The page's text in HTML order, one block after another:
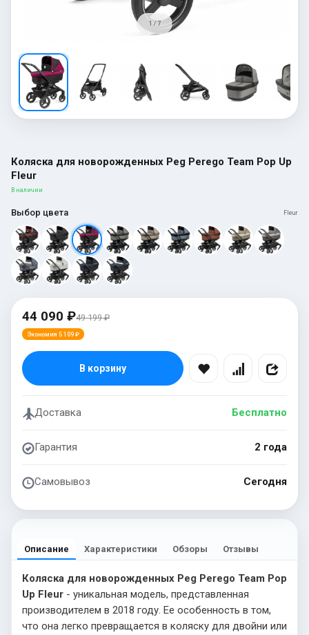
1 / 7
Коляска для новорожденных Peg Perego Team Pop Up
Fleur
В наличии
Выбор цвета Fleur
44 090 ₽49 199 ₽
Экономия 5 109 ₽
В корзину
Доставка Бесплатно
Гарантия 2 года
Самовывоз Сегодня
Описание Характеристики Обзоры Отзывы
Коляска для новорожденных Peg Perego Team Pop
Up Fleur - уникальная модель, представленная
производителем в 2018 году. Ее особенность в том,
что она легко превращается в коляску для двойни или